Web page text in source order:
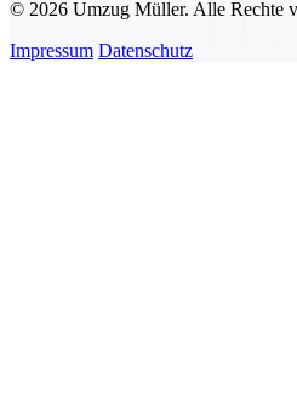
© 2026 Umzug Müller. Alle Rechte
Impressum Datenschutz